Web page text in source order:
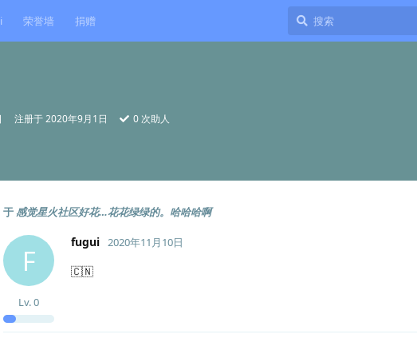
荣誉墙 捐赠
注册于2020年9月1日 0 次助人
于 感觉星火社区好花…花花绿绿的。哈哈哈啊
F
fugui
Lv.0
2020年11月10日
🇨🇳